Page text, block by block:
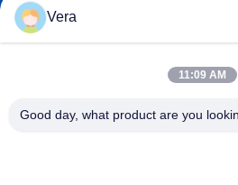
E-Mail-Adresse
Telefon
Vera
11:09 AM
Good day, what product are you